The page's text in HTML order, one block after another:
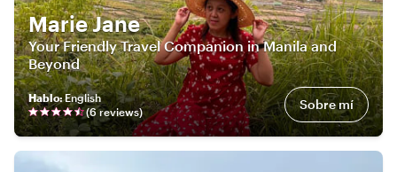
Marie Jane
Your Friendly Travel Companion in Manila and
Beyond
Hablo:English
(6reviews) Sobre mí